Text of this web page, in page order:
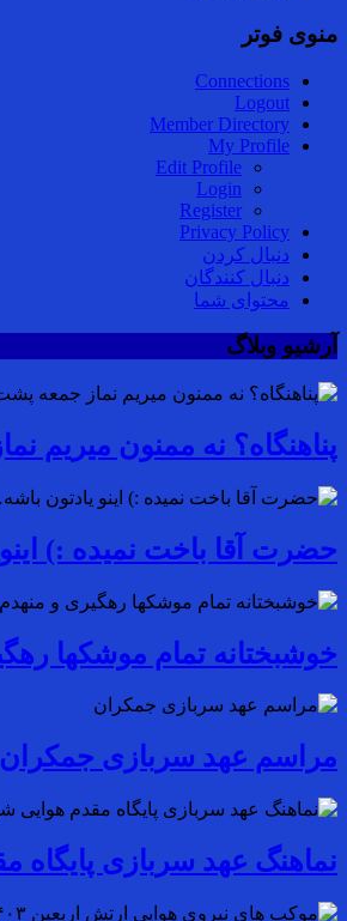
منوی فوتر
Connections
Logout
Member Directory
My Profile
Edit Profile
Login
Register
Privacy Policy
دنبال کردن
دنبال کنندگان
محتوای شما
آرشیو وبلاگ
پناهنگاه؟ نه ممنون میریم
حضرت آقا باخت نمیده :)
خوشبختانه تمام موشکها
مراسم عهد سربازی جمکران
نماهنگ عهد سربازی پایگاه